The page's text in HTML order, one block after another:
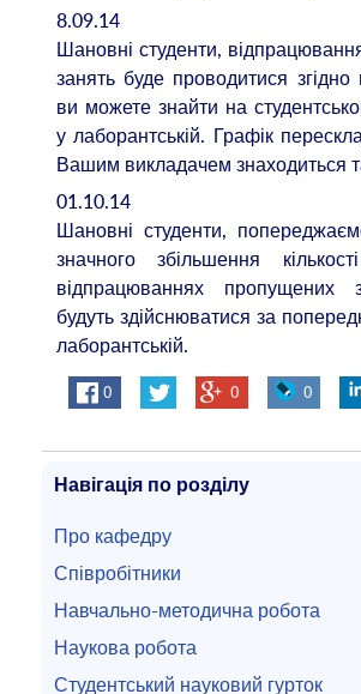
8.09.14
Шановні студенти,
занять буде проводитися згідно
ви можете знайти на
у лаборантській. Графік
Вашим викладачем знаходиться
01.10.14
Шановні студенти,
значного збільшення
відпрацюваннях пропущених
будуть здійснюватися за
лаборантській.
0 0 0
Навігація по розділу
Про кафедру
Співробітники
Навчально-методична робота
Наукова робота
Студентський науковий гурток